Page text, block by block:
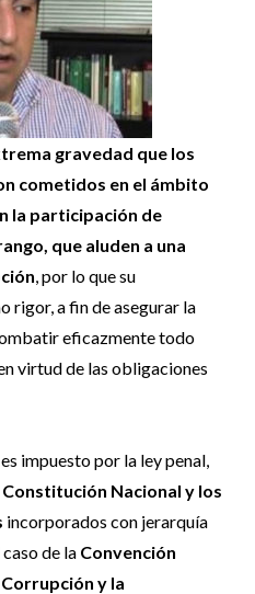
gravedad que los
cometidos en el ámbito
la participación de
que aluden a una
, por lo que su
rigor, a fin de asegurar la
eficazmente todo
virtud de las obligaciones
impuesto por la ley penal,
Constitución Nacional y los
incorporados con jerarquía
de la Convención
y la